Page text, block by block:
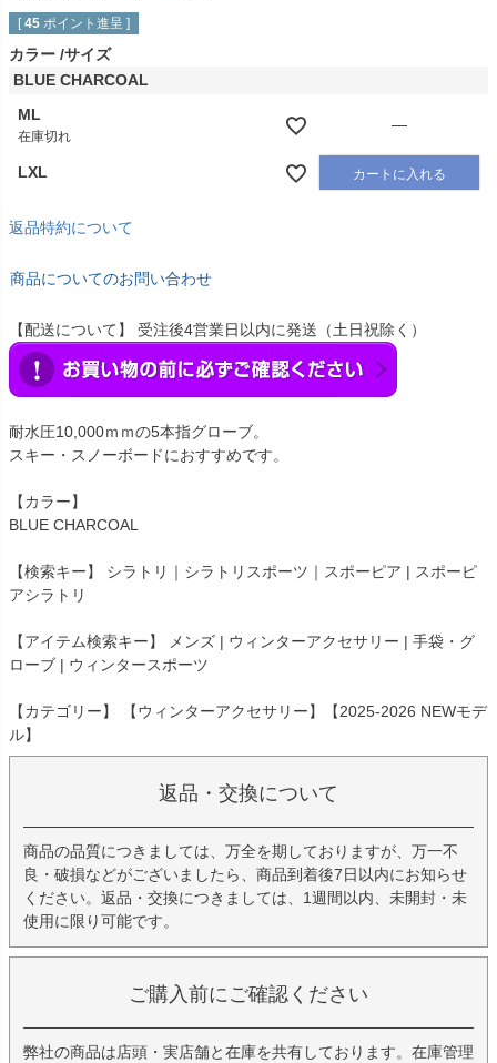
[ 45 ポイント進呈 ]
カラー サイズ
BLUE CHARCOAL
ML
在庫切れ
—
LXL カートに入れる
返品特約について
商品についてのお問い合わせ
【配送について】 受注後4営業日以内に発送（土日祝除く）
耐水圧10,000ｍｍの5本指グローブ。
スキー・スノーボードにおすすめです。
【カラー】
BLUE CHARCOAL
【検索キー】 シラトリ｜シラトリスポーツ｜スポーピア | スポーピ
アシラトリ
【アイテム検索キー】 メンズ | ウィンターアクセサリー | 手袋・グ
ローブ | ウィンタースポーツ
【カテゴリー】 【ウィンターアクセサリー】【2025-2026 NEWモデ
ル】
返品・交換について
商品の品質につきましては、万全を期しておりますが、万一不
良・破損などがございましたら、商品到着後7日以内にお知らせ
ください。返品・交換につきましては、1週間以内、未開封・未
使用に限り可能です。
ご購入前にご確認ください
弊社の商品は店頭・実店舗と在庫を共有しております。在庫管理